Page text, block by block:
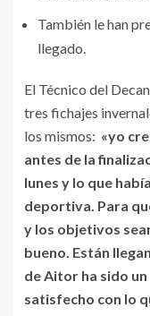
También le han
llegado.
El Técnico del
tres fichajes
los mismos: «yo
antes de la
lunes y lo que
deportiva. Para
y los objetivos
bueno. Están
de Aitor ha sido
satisfecho con lo